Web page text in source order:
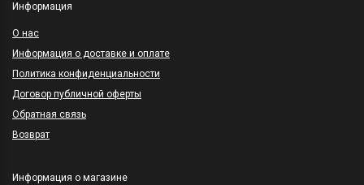
Информация
O нас
Информация о доставке и оплате
Политика конфиденциальности
Договор публичной оферты
Обратная связь
Возврат
Информация о магазине